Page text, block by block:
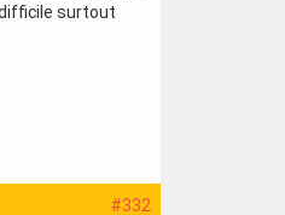
surtout
#332